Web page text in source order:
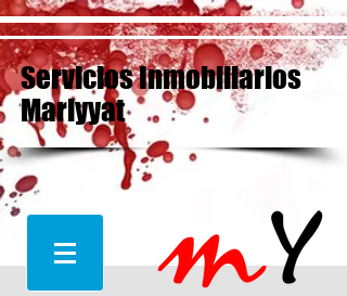
Servicios Inmobiliarios
Mariyyat